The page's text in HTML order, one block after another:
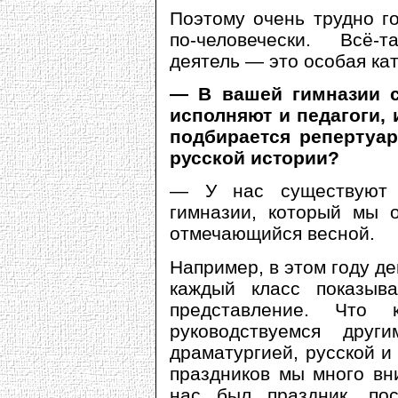
Поэтому очень трудно
по-человечески. Всё-
деятель — это особая
— В вашей гимназии
исполняют и
подбирается
русской истории?
— У нас существуют
гимназии, который мы
отмечающийся весной.
Например, в этом году
каждый класс
представление. Что
руководствуемся
драматургией, русской
праздников мы много